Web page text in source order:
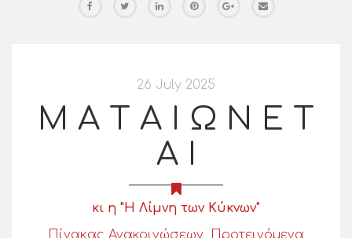
26 July 2025
Μ Α Τ Α Ι Ω Ν Ε Τ
Α Ι
κι η "Η Λίμνη των Κύκνων"
Πίνακας Ανακοινώσεων, Προτεινόμενα